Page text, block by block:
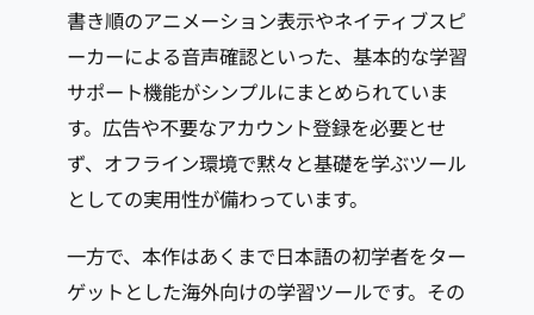
書き順のアニメーション表示やネイティブスピ
ーカーによる音声確認といった、基本的な学習
サポート機能がシンプルにまとめられていま
す。広告や不要なアカウント登録を必要とせ
ず、オフライン環境で黙々と基礎を学ぶツール
としての実用性が備わっています。
一方で、本作はあくまで日本語の初学者をター
ゲットとした海外向けの学習ツールです。その